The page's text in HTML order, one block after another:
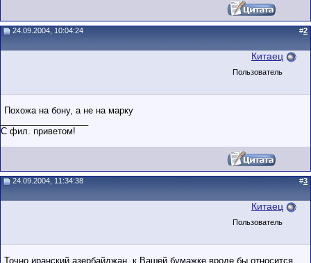
24.09.2004, 10:04:24 #2
Китаец
Пользователь
Похожа на бону, а не на марку
С фил. приветом!
24.09.2004, 11:34:38 #3
Китаец
Пользователь
Точно иранский азербайджан, к Вашей бумажке вроде бы относится